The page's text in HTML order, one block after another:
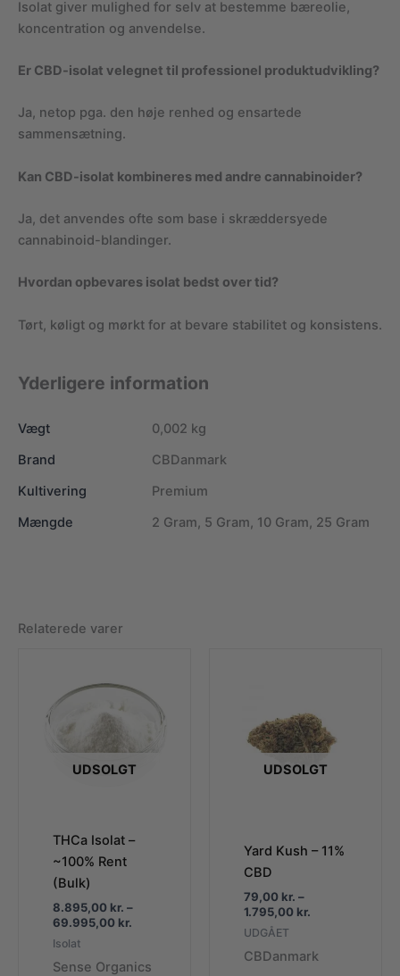
Isolat giver mulighed for selv at bestemme bæreolie,
koncentration og anvendelse.
Er CBD-isolat velegnet til professionel produktudvikling?
Ja, netop pga. den høje renhed og ensartede
sammensætning.
Kan CBD-isolat kombineres med andre cannabinoider?
Ja, det anvendes ofte som base i skræddersyede
cannabinoid-blandinger.
Hvordan opbevares isolat bedst over tid?
Tørt, køligt og mørkt for at bevare stabilitet og konsistens.
Yderligere information
Vægt
0,002 kg
Brand
CBDanmark
Kultivering
Premium
Mængde
2 Gram, 5 Gram, 10 Gram, 25 Gram
Relaterede varer
UDSOLGT
THCa Isolat –
~100% Rent
(Bulk)
8.895,00 kr. –
69.995,00 kr.Prisinterval:
69.995,00 kr.
Isolat
Sense Organics
UDSOLGT
Yard Kush – 11%
CBD
79,00 kr. –
1.795,00 kr.Prisinterval:
1.795,00 kr.
UDGÅET
CBDanmark